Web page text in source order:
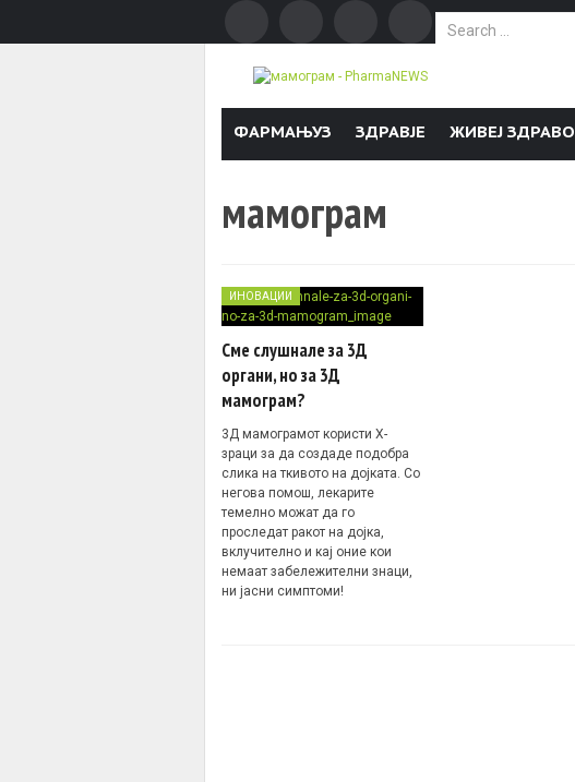
Search for:
ФАРМАЊУЗ ЗДРАВЈЕ ЖИВЕЈ ЗДРАВО
мамограм
ИНОВАЦИИ
Сме слушнале за 3Д
органи, но за 3Д
мамограм?
3Д мамограмот користи Х-
зраци за да создаде подобра
слика на ткивото на дојката. Со
негова помош, лекарите
темелно можат да го
проследат ракот на дојка,
вклучително и кај оние кои
немаат забележителни знаци,
ни јасни симптоми!